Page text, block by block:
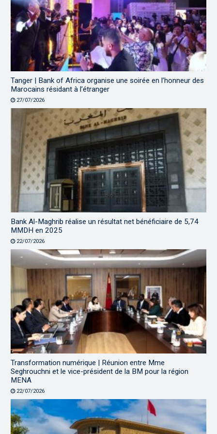
Tanger | Bank of Africa organise une soirée en l’honneur des
Marocains résidant à l’étranger
27/07/2026
Bank Al-Maghrib réalise un résultat net bénéficiaire de 5,74
MMDH en 2025
22/07/2026
Transformation numérique | Réunion entre Mme
Seghrouchni et le vice-président de la BM pour la région
MENA
22/07/2026